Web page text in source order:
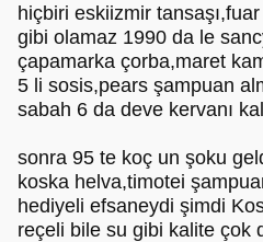
hiçbiri eskiizmir tansaşı,fuar
gibi olamaz 1990 da le
çapamarka çorba,maret
5 li sosis,pears şampuan
sabah 6 da deve kervanı
sonra 95 te koç un şoku
koska helva,timotei
hediyeli efsaneydi şimdi
reçeli bile su gibi kalite çok